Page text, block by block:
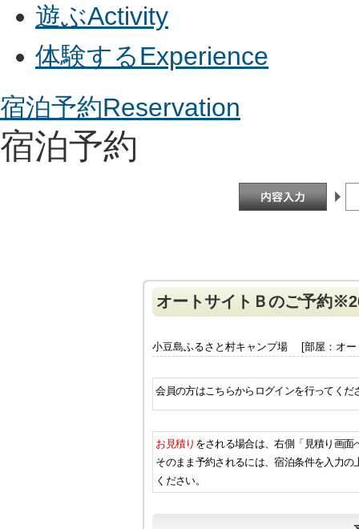
遊ぶActivity
体験するExperience
宿泊予約Reservation
宿泊予約
オートサイトＢのご予約
小豆島ふるさと村キャンプ場 [部屋：オー
会員の方はこちらからログインを行ってくだ
お見積り をされる場合は、右側「見積り画
そのまま予約されるには、宿泊条件を入力
ください。